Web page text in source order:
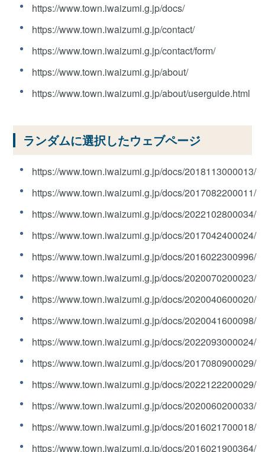
https://www.town.iwaizumi.g.jp/docs/
https://www.town.iwaizumi.g.jp/contact/
https://www.town.iwaizumi.g.jp/contact/form/
https://www.town.iwaizumi.g.jp/about/
https://www.town.iwaizumi.g.jp/about/userguide.html
ランダムに選択したウェブページ
https://www.town.iwaizumi.g.jp/docs/2018113000013/
https://www.town.iwaizumi.g.jp/docs/2017082200011/
https://www.town.iwaizumi.g.jp/docs/2022102800034/
https://www.town.iwaizumi.g.jp/docs/2017042400024/
https://www.town.iwaizumi.g.jp/docs/2016022300996/
https://www.town.iwaizumi.g.jp/docs/2020070200023/
https://www.town.iwaizumi.g.jp/docs/2020040600020/
https://www.town.iwaizumi.g.jp/docs/2020041600098/
https://www.town.iwaizumi.g.jp/docs/2022093000024/
https://www.town.iwaizumi.g.jp/docs/2017080900029/
https://www.town.iwaizumi.g.jp/docs/2022122200029/
https://www.town.iwaizumi.g.jp/docs/2020060200033/
https://www.town.iwaizumi.g.jp/docs/2016021700018/
https://www.town.iwaizumi.g.jp/docs/2016021900364/